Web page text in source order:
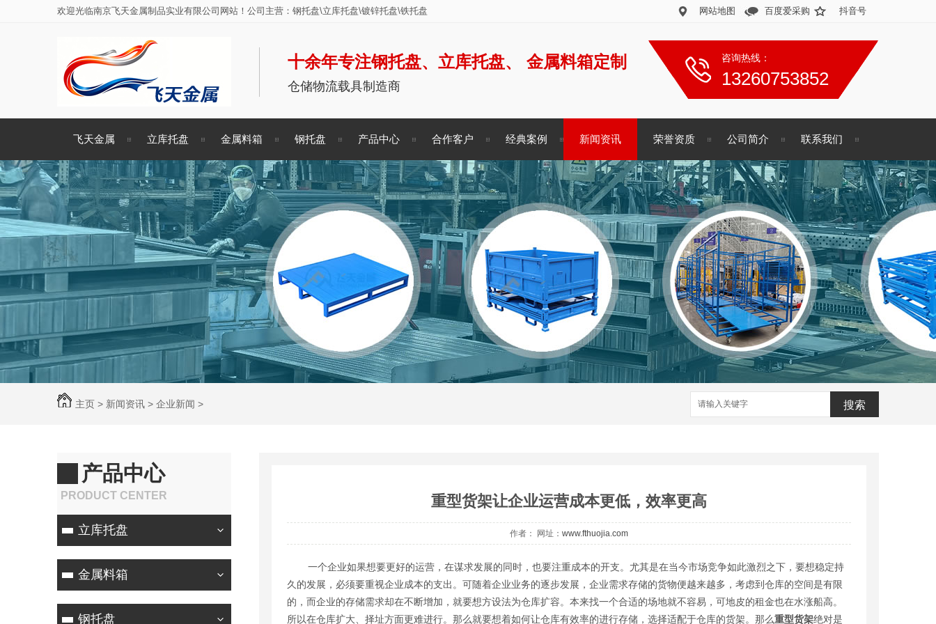
欢迎光临南京飞天金属制品实业有限公司网站！公司主营：钢托盘\立库托盘\镀锌托盘\铁托盘 网站地图 百度爱采购 抖音号
十余年专注钢托盘、立库托盘、 金属料箱定制
仓储物流载具制造商
咨询热线：
13260753852
飞天金属 立库托盘 金属料箱 钢托盘 产品中心 合作客户 经典案例 新闻资讯 荣誉资质 公司简介 联系我们
主页 > 新闻资讯 > 企业新闻 > 搜索
产品中心
PRODUCT CENTER
立库托盘
金属料箱
钢托盘
重型货架让企业运营成本更低，效率更高
作者： 网址： www.fthuojia.com
一个企业如果想要更好的运营，在谋求发展的同时，也要注重成本的开支。尤其是在当今市场竞争如此激烈之下，要想稳定持
久的发展，必须要重视企业成本的支出。可随着企业业务的逐步发展，企业需求存储的货物便越来越多，考虑到仓库的空间是有限
的，而企业的存储需求却在不断增加，就要想方设法为仓库扩容。本来找一个合适的场地就不容易，可地皮的租金也在水涨船高。
所以在仓库扩大、择址方面更难进行。那么就要想着如何让仓库有效率的进行存储，选择适配于仓库的货架。那么重型货架绝对是